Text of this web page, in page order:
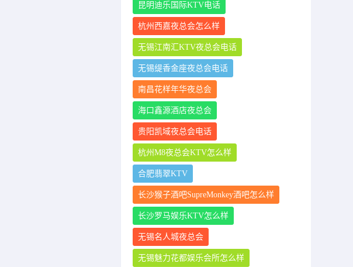
昆明迪乐国际KTV电话
杭州西嘉夜总会怎么样
无锡江南汇KTV夜总会电话
无锡缇香金座夜总会电话
南昌花样年华夜总会
海口鑫源酒店夜总会
贵阳凯域夜总会电话
杭州M8夜总会KTV怎么样
合肥翡翠KTV
长沙猴子酒吧SupreMonkey酒吧怎么样
长沙罗马娱乐KTV怎么样
无锡名人城夜总会
无锡魅力花都娱乐会所怎么样